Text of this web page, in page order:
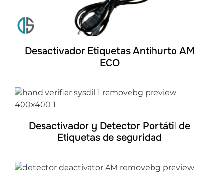
Desactivador Etiquetas Antihurto AM
ECO
Desactivador y Detector Portátil de
Etiquetas de seguridad